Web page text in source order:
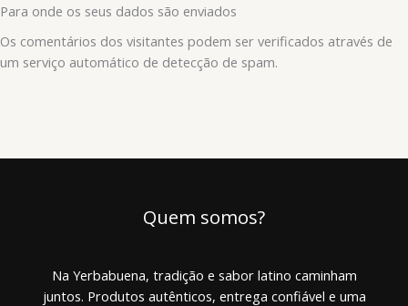
Para onde os seus dados são enviados
Os comentários dos visitantes podem ser verificados através de
um serviço automático de detecção de spam.
Quem somos?
Na Yerbabuena, tradição e sabor latino caminham
juntos. Produtos autênticos, entrega confiável e uma